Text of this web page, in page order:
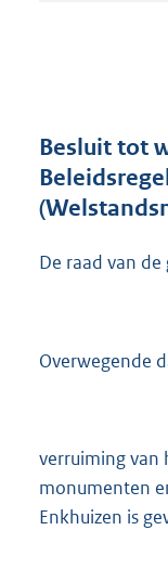
Besluit tot
De raad van
Overwegende
verruiming van
monumenten
Enkhuizen is